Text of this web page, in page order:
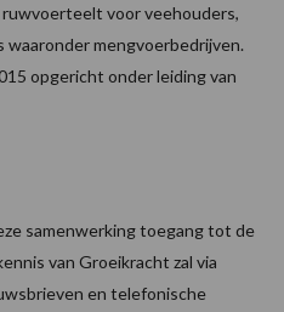
voor veehouders,
mengvoerbedrijven.
opgericht onder leiding van
samenwerking toegang tot de
van Groeikracht zal via
en telefonische